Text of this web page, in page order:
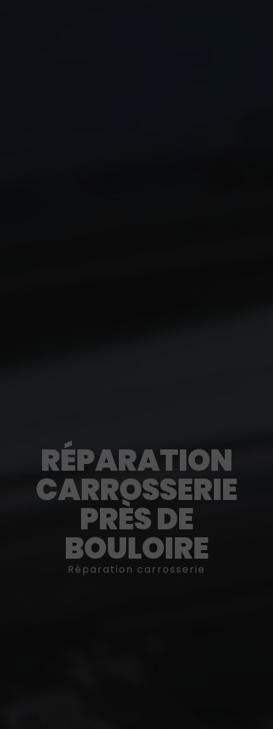
RÉPARATION
CARROSSERIE
PRÈS DE
BOULOIRE
Réparation carrosserie